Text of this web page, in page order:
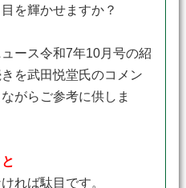
を輝かせますか？
ース令和7年10月号の紹
を武田悦堂氏のコメン
がらご参考に供しま
れば駄目です。